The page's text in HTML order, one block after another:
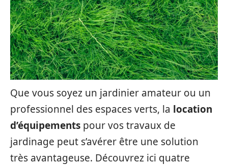
Que vous soyez un jardinier amateur ou un
professionnel des espaces verts, la location
d’équipements pour vos travaux de
jardinage peut s’avérer être une solution
très avantageuse. Découvrez ici quatre